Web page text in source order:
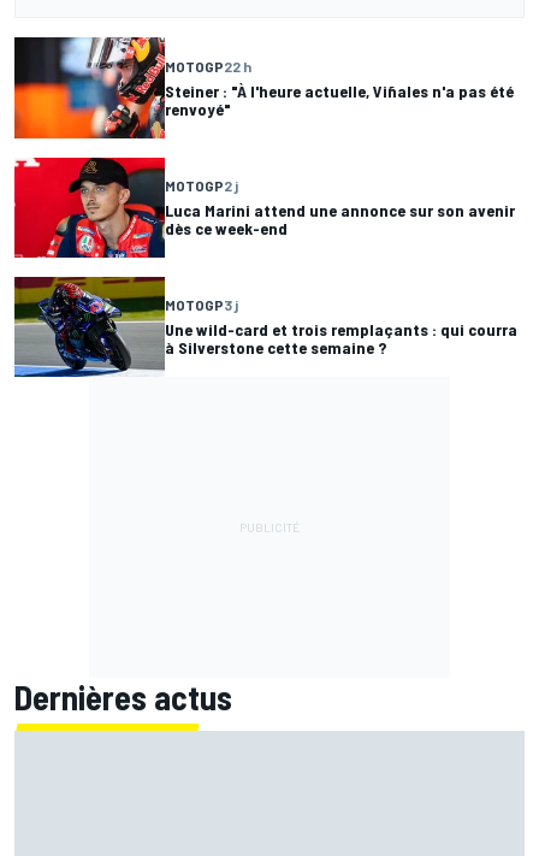
MOTOGP22 h
Steiner : "À l'heure actuelle, Viñales n'a pas été
renvoyé"
MOTOGP2 j
Luca Marini attend une annonce sur son avenir
dès ce week-end
MOTOGP3 j
Une wild-card et trois remplaçants : qui courra
à Silverstone cette semaine ?
Dernières actus